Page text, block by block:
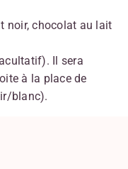
noir, chocolat au lait
Il sera
à la place de
blanc).